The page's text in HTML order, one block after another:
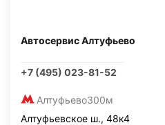
Автосервис Алтуфьево
+7 (495) 023-81-52
Алтуфьево300м
Алтуфьевское ш., 48к4